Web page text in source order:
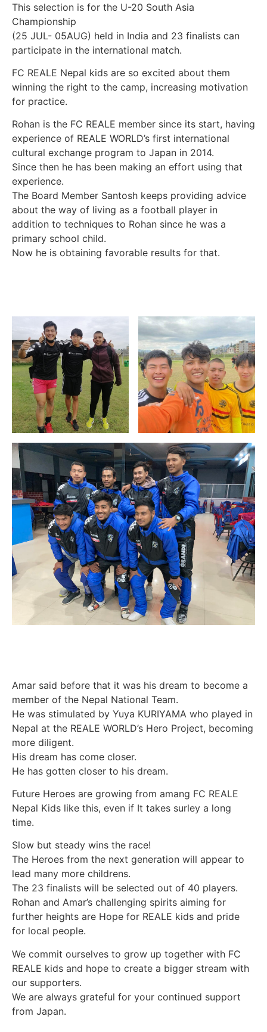
This selection is for the U-20 South Asia
Championship
(25 JUL- 05AUG) held in India and 23 finalists can
participate in the international match.
FC REALE Nepal kids are so excited about them
winning the right to the camp, increasing motivation
for practice.
Rohan is the FC REALE member since its start, having
experience of REALE WORLD’s first international
cultural exchange program to Japan in 2014.
Since then he has been making an effort using that
experience.
The Board Member Santosh keeps providing advice
about the way of living as a football player in
addition to techniques to Rohan since he was a
primary school child.
Now he is obtaining favorable results for that.
Amar said before that it was his dream to become a
member of the Nepal National Team.
He was stimulated by Yuya KURIYAMA who played in
Nepal at the REALE WORLD’s Hero Project, becoming
more diligent.
His dream has come closer.
He has gotten closer to his dream.
Future Heroes are growing from amang FC REALE
Nepal Kids like this, even if It takes surley a long
time.
Slow but steady wins the race!
The Heroes from the next generation will appear to
lead many more childrens.
The 23 finalists will be selected out of 40 players.
Rohan and Amar’s challenging spirits aiming for
further heights are Hope for REALE kids and pride
for local people.
We commit ourselves to grow up together with FC
REALE kids and hope to create a bigger stream with
our supporters.
We are always grateful for your continued support
from Japan.